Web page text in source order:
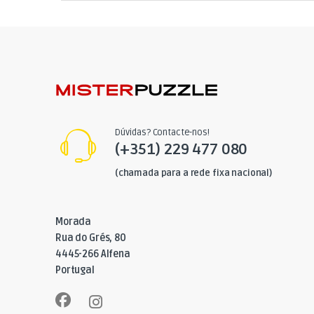
Dúvidas? Contacte-nos!
(+351) 229 477 080
(chamada para a rede fixa nacional)
Morada
Rua do Grés, 80
4445-266 Alfena
Portugal